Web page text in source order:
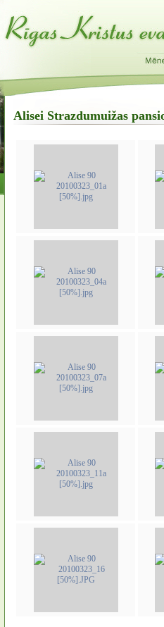
Alisei Strazdumuižas